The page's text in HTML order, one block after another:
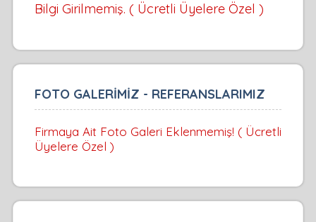
Bilgi Girilmemiş. ( Ücretli Üyelere Özel )
FOTO GALERİMİZ - REFERANSLARIMIZ
Firmaya Ait Foto Galeri Eklenmemiş! ( Ücretli
Üyelere Özel )